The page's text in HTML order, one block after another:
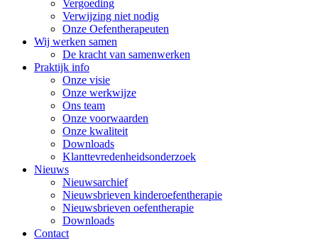
Vergoeding
Verwijzing niet nodig
Onze Oefentherapeuten
Wij werken samen
De kracht van samenwerken
Praktijk info
Onze visie
Onze werkwijze
Ons team
Onze voorwaarden
Onze kwaliteit
Downloads
Klanttevredenheidsonderzoek
Nieuws
Nieuwsarchief
Nieuwsbrieven kinderoefentherapie
Nieuwsbrieven oefentherapie
Downloads
Contact